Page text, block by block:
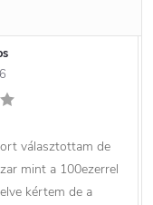
választottam de
mint a 100ezerrel
kértem de a